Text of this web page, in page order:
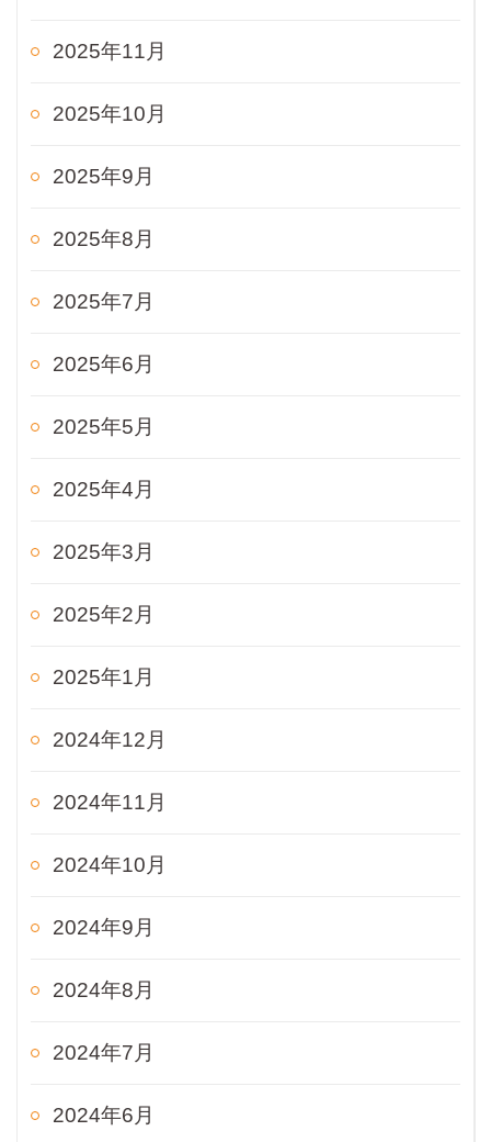
2025年11月
2025年10月
2025年9月
2025年8月
2025年7月
2025年6月
2025年5月
2025年4月
2025年3月
2025年2月
2025年1月
2024年12月
2024年11月
2024年10月
2024年9月
2024年8月
2024年7月
2024年6月